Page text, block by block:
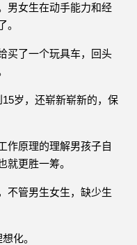
男女生在动手能力和经
。
买了一个玩具车，回头
岁，还崭新崭新的，保
作原理的理解男孩子自
就更胜一筹。
不管男生女生，缺少生
化。